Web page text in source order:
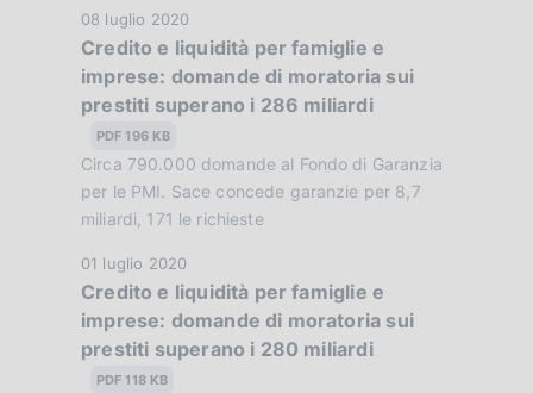
e
:
:
l
i
c
a
i
o
n
e
:
:
D
a
t
a
u
b
b
i
c
a
z
08 luglio 2020
Credito e liquidità per famiglie e
imprese: domande di moratoria sui
prestiti superano i 286 miliardi
PDF 196 KB
Circa 790.000 domande al Fondo di Garanzia
per le PMI. Sace concede garanzie per 8,7
miliardi, 171 le richieste
D
a
t
a
01 luglio 2020
Credito e liquidità per famiglie e
imprese: domande di moratoria sui
prestiti superano i 280 miliardi
PDF 118 KB